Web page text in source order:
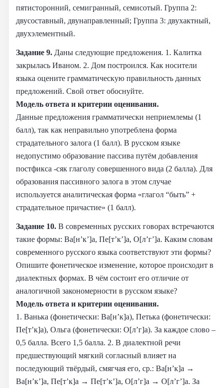
пятисторонний, семигранный, семисотый. Группа 2:
двусоставный, двунаправленный; Группа 3: двухактный,
двухэлементный.
Задание 9. Даны следующие предложения. 1. Калитка
закрылась Иваном. 2. Дом построился. Как носители
языка оцените грамматическую правильность данных
предложений. Свой ответ обоснуйте.
Модель ответа и критерии оценивания.
Данные предложения грамматически неприемлемы (1
балл), так как неправильно употреблена форма
страдательного залога (1 балл). В русском языке
недопустимо образование пассива путём добавления
постфикса -сяк глаголу совершенного вида (2 балла). Для
образования пассивного залога в этом случае
используется аналитическая форма «глагол “быть” +
страдательное причастие» (1 балл).
Задание 10. В современных русских говорах встречаются
такие формы: Ва[н’к’]а, Пе[т’к’]а, О[л’г’]а. Каким словам
современного русского языка соответствуют эти формы?
Опишите фонетическое изменение, которое происходит в
диалектных формах. В чём состоит его отличие от
аналогичной закономерности в русском языке?
Модель ответа и критерии оценивания.
1. Ванька (фонетически: Ва[н’к]а), Петька (фонетически:
Пе[т’к]а), Ольга (фонетически: О[л’г]а). За каждое слово –
0,5 балла. Всего 1,5 балла. 2. В диалектной речи
предшествующий мягкий согласный влияет на
последующий твёрдый, смягчая его, ср.: Ва[н’к]а →
Ва[н’к’]а, Пе[т’к]а → Пе[т’к’]а, О[л’г]а → О[л’г’]а. За